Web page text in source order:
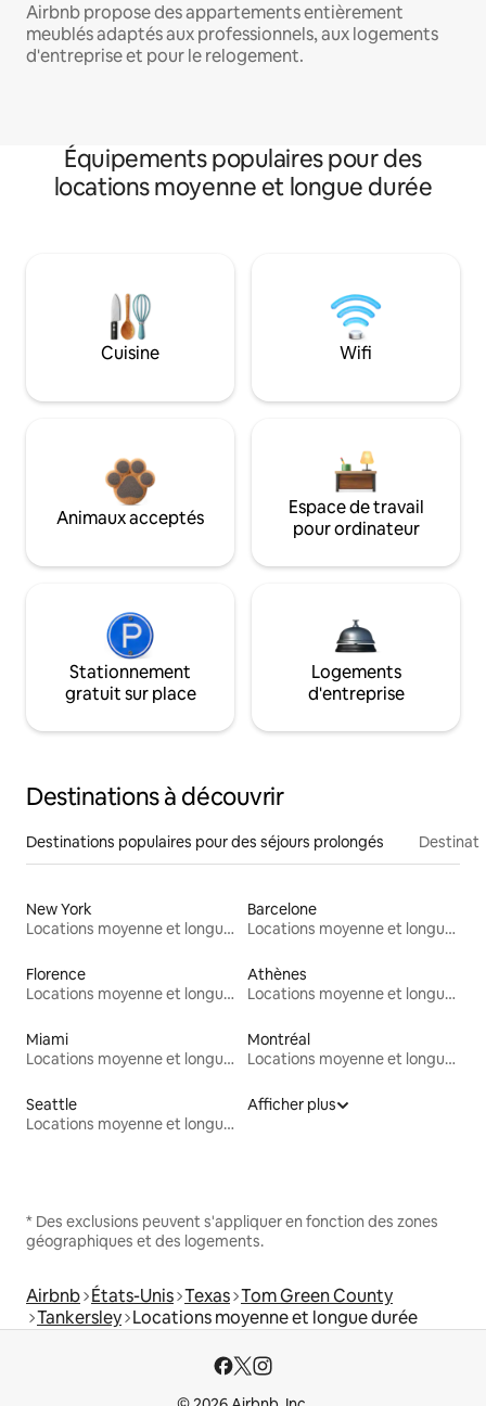
Airbnb propose des appartements entièrement
meublés adaptés aux professionnels, aux logements
d'entreprise et pour le relogement.
Équipements populaires pour des
locations moyenne et longue durée
Cuisine Wifi
Animaux acceptés
Espace de travail
pour ordinateur
Stationnement
gratuit sur place
Logements
d'entreprise
Destinations à découvrir
Destinations populaires pour des séjours prolongés
New York
Locations moyenne et longue durée
Barcelone
Locations moyenne et longue durée
Florence
Locations moyenne et longue durée
Athènes
Locations moyenne et longue durée
Miami
Locations moyenne et longue durée
Montréal
Locations moyenne et longue durée
Seattle
Locations moyenne et longue durée
Afficher plus
* Des exclusions peuvent s'appliquer en fonction des zones
géographiques et des logements.
Airbnb États-Unis Texas Tom Green County
Tankersley Locations moyenne et longue durée